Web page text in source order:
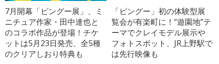
7月開幕「ピングー展」、ミ
ニチュア作家・田中達也と
のコラボ作品が登場！チケ
ットは5月23日発売、全5種
のクリアしおり特典も
「ピングー」初の体験型展
覧会が有楽町に！“遊園地”テ
ーマでクレイモデル展示や
フォトスポット、JR上野駅で
は先行映像も